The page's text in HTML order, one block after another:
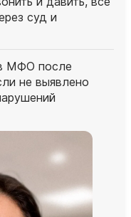
суд и
МФО после
не выявлено